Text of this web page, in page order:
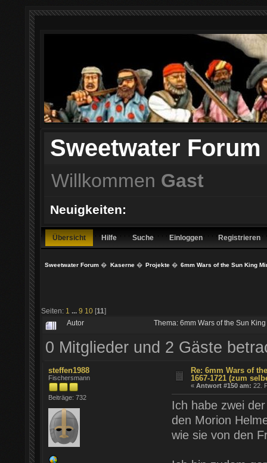
Sweetwater Forum
Willkommen Gast
Neuigkeiten:
Übersicht Hilfe Suche Einloggen Registrieren
Sweetwater Forum � Kaserne� Projekte� 6mm Wars of the Sun King
Seiten: 1 ... 9 10 [11]
Autor Thema: 6mm Wars of the Sun
0 Mitglieder und 2 Gäste
steffen1988
Fischersmann
Beiträge: 732
Re: 6mm Wars of
1667-1721 (zum
«Antwort #150 am: 22.
Ich habe zwei
den Morion
wie sie von den